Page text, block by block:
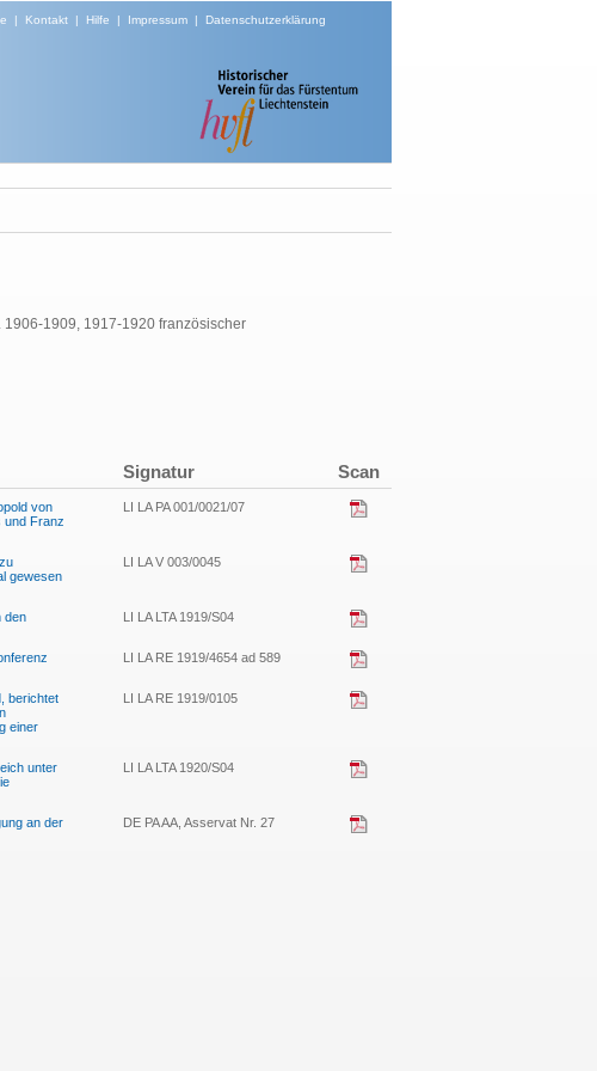
| Kontakt| Hilfe | Impressum| Datenschutzerklärung
1909, 1917-1920 französischer
Signatur Scan
von
und Franz
LI LA PA 001/0021/07
gewesen
LI LA V 003/0045
den
LI LA LTA 1919/S04
LI LA RE 1919/4654 ad 589
berichtet
einer
LI LA RE 1919/0105
unter
LI LA LTA 1920/S04
an der
DE PA AA, Asservat Nr. 27